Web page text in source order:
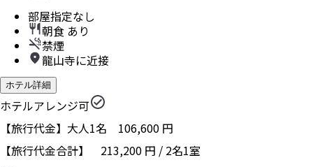
部屋指定なし
朝食 あり
禁煙
龍山寺に近接
ホテル詳細
ホテルアレンジ可
【旅行代金】大人1名 106,600 円
【旅行代金合計】 213,200 円 / 2名1室